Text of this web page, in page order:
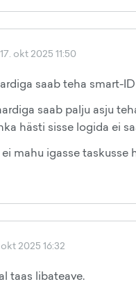
17. okt 2025 11:50
saab teha smart-
saab palju asju
hästi sisse logida ei
ei mahu igasse
okt 2025 16:32
taas libateave.